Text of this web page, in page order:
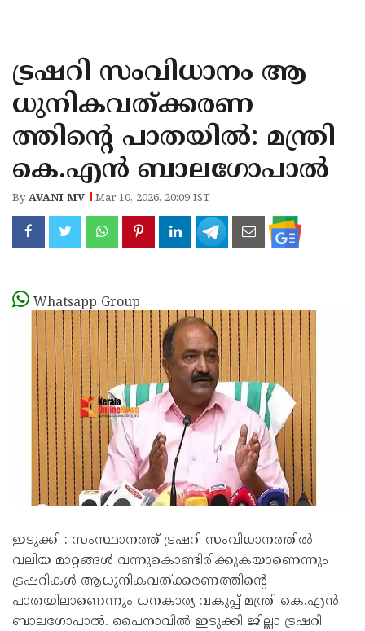
KANNUR
KASARAGOD
ട്രഷറി സംവിധാനം ആ
ധുനികവത്ക്കരണ
ത്തിന്റെ പാതയിൽ: മന്ത്രി
കെ.എൻ ബാലഗോപാൽ
ByAVANI MV Mar 10, 2026, 20:09 IST
Whatsapp Group
ഇടുക്കി : സംസ്ഥാനത്ത് ട്രഷറി സംവിധാനത്തിൽ
വലിയ മാറ്റങ്ങൾ വന്നുകൊണ്ടിരിക്കുകയാണെന്നും
ട്രഷറികൾ ആധുനികവത്ക്കരണത്തിന്റെ
പാതയിലാണെന്നും ധനകാര്യ വകുപ്പ് മന്ത്രി കെ.എൻ
ബാലഗോപാൽ. പൈനാവിൽ ഇടുക്കി ജില്ലാ ട്രഷറി